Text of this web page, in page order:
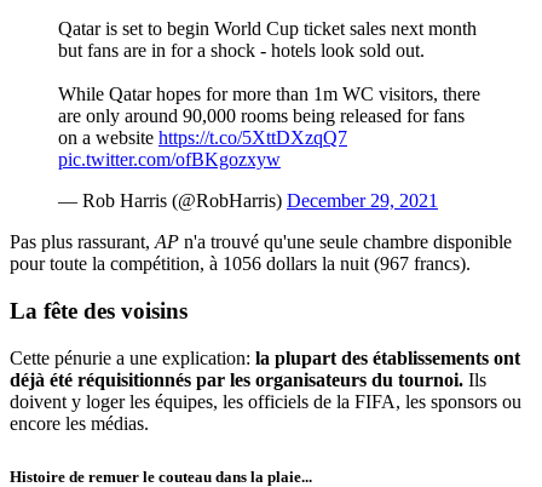
Qatar is set to begin World Cup ticket sales next month
but fans are in for a shock - hotels look sold out.
While Qatar hopes for more than 1m WC visitors, there
are only around 90,000 rooms being released for fans
on a website https://t.co/5XttDXzqQ7
pic.twitter.com/ofBKgozxyw
— Rob Harris (@RobHarris) December 29, 2021
Pas plus rassurant, AP n'a trouvé qu'une seule chambre disponible
pour toute la compétition, à 1056 dollars la nuit (967 francs).
La fête des voisins
Cette pénurie a une explication: la plupart des établissements ont
déjà été réquisitionnés par les organisateurs du tournoi. Ils
doivent y loger les équipes, les officiels de la FIFA, les sponsors ou
encore les médias.
Histoire de remuer le couteau dans la plaie...